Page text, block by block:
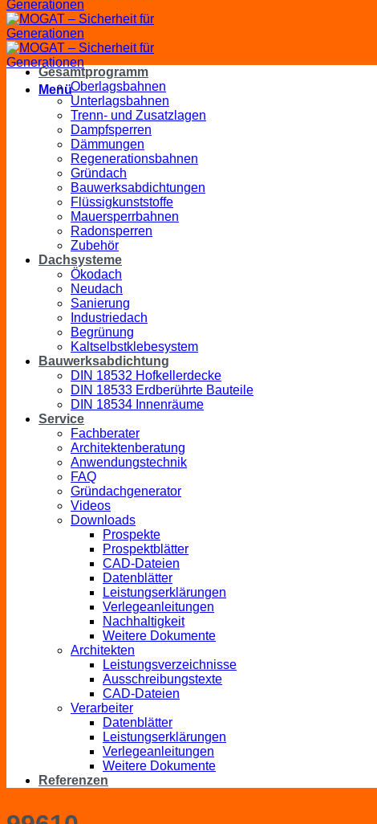
Menü
Gesamtprogramm
Oberlagsbahnen
Unterlagsbahnen
Trenn- und Zusatzlagen
Dampfsperren
Dämmungen
Regenerationsbahnen
Gründach
Bauwerksabdichtungen
Flüssigkunststoffe
Mauersperrbahnen
Radonsperren
Zubehör
Dachsysteme
Ökodach
Neudach
Sanierung
Industriedach
Begrünung
Kaltselbstklebesystem
Bauwerksabdichtung
DIN 18532 Hofkellerdecke
DIN 18533 Erdberührte Bauteile
DIN 18534 Innenräume
Service
Fachberater
Architektenberatung
Anwendungstechnik
FAQ
Gründachgenerator
Videos
Downloads
Prospekte
Prospektblätter
CAD-Dateien
Datenblätter
Leistungserklärungen
Verlegeanleitungen
Nachhaltigkeit
Weitere Dokumente
Architekten
Leistungsverzeichnisse
Ausschreibungstexte
CAD-Dateien
Verarbeiter
Datenblätter
Leistungserklärungen
Verlegeanleitungen
Weitere Dokumente
Referenzen